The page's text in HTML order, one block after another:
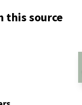
this source